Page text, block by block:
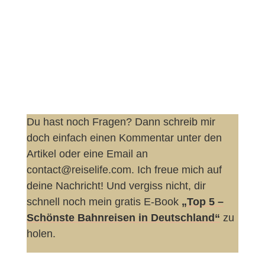
Du hast noch Fragen? Dann schreib mir
doch einfach einen Kommentar unter den
Artikel oder eine Email an
contact@reiselife.com. Ich freue mich auf
deine Nachricht! Und vergiss nicht, dir
schnell noch mein gratis E-Book „Top 5 –
Schönste Bahnreisen in Deutschland“ zu
holen.